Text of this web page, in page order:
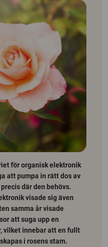
för organisk elektronik
att pumpa in rätt dos av
där den behövs.
visade sig även
samma år visade
att suga upp en
vilket innebar att en fullt
i rosens stam.